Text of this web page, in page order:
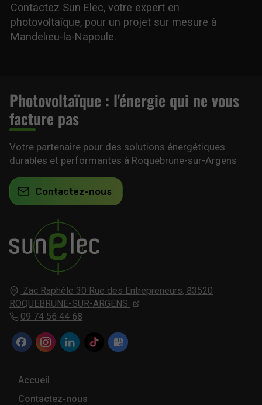
Contactez Sun Elec, votre expert en
photovoltaïque, pour un projet sur mesure à
Mandelieu-la-Napoule.
Zac Raphèle 30 Rue des Entrepreneurs, 83520
ROQUEBRUNE-SUR-ARGENS
09 74 56 44 68
Accueil
Contactez-nous
Photovoltaïque : l'énergie qui ne vous
facture pas
Votre partenaire pour des solutions énergétiques
durables et performantes à Roquebrune-sur-Argens
Contactez-nous